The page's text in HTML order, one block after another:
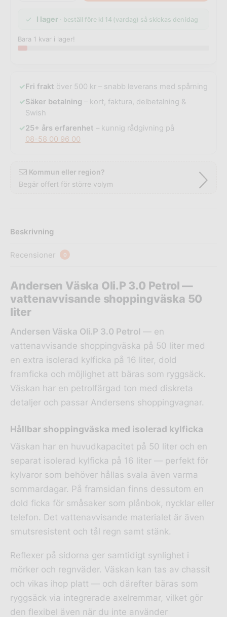
I lager · beställ före kl 14 (vardag) så skickas den idag
Bara 1 kvar i lager!
✓Fri frakt över 500 kr – snabb leverans med spårning
✓Säker betalning – kort, faktura, delbetalning &
Swish
✓25+ års erfarenhet – kunnig rådgivning på
08-58 00 96 00
Kommun eller region?
Begär offert för större volym
Beskrivning
Recensioner 0
Andersen Väska Oli.P 3.0 Petrol —
vattenavvisande shoppingväska 50
liter
Andersen Väska Oli.P 3.0 Petrol — en
vattenavvisande shoppingväska på 50 liter med
en extra isolerad kylficka på 16 liter, dold
framficka och möjlighet att bäras som ryggsäck.
Väskan har en petrolfärgad ton med diskreta
detaljer och passar Andersens shoppingvagnar.
Hållbar shoppingväska med isolerad kylficka
Väskan har en huvudkapacitet på 50 liter och en
separat isolerad kylficka på 16 liter — perfekt för
kylvaror som behöver hållas svala även varma
sommardagar. På framsidan finns dessutom en
dold ficka för småsaker som plånbok, nycklar eller
telefon. Det vattenavvisande materialet är även
smutsresistent och tål regn samt stänk.
Reflexer på sidorna ger samtidigt synlighet i
mörker och regnväder. Väskan kan tas av chassit
och vikas ihop platt — och därefter bäras som
ryggsäck via integrerade axelremmar, vilket gör
den flexibel även när du inte använder